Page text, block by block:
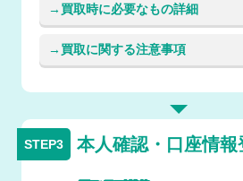
買取時に必要なもの詳細
買取に関する注意事項
本人確認・口座情報